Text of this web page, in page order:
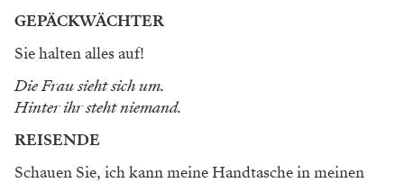
GEPÄCKWÄCHTER
Sie halten alles auf!
Die Frau sieht sich um.
Hinter ihr steht niemand.
REISENDE
Schauen Sie, ich kann meine Handtasche in meinen